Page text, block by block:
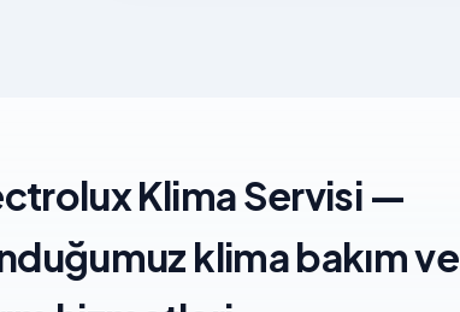
Klima Servisi —
klima bakım ve